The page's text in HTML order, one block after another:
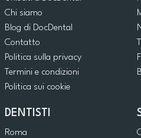
Chi siamo
Blog di DocDental
Contatto
Politica sulla privacy
Termini e condizioni
Politica sui cookie
DENTISTI
Roma